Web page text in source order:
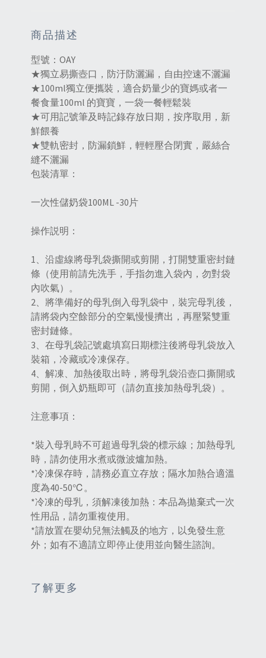
商品描述
型號：OAY
★獨立易撕壺口，防汙防灑漏，自由控速不灑漏
★100ml獨立便攜裝，適合奶量少的寶媽或者一
餐食量100ml 的寶寶，一袋一餐輕鬆裝
★可用記號筆及時記錄存放日期，按序取用，新
鮮餵養
★雙軌密封，防漏鎖鮮，輕輕壓合閉實，嚴絲合
縫不灑漏
包裝清單：
一次性儲奶袋100ML -30片
操作説明：
1、沿虛線將母乳袋撕開或剪開，打開雙重密封鏈
條（使用前請先洗手，手指勿進入袋內，勿對袋
內吹氣）。
2、將準備好的母乳倒入母乳袋中，裝完母乳後，
請將袋內空餘部分的空氣慢慢擠出，再壓緊雙重
密封鏈條。
3、在母乳袋記號處填寫日期標注後將母乳袋放入
裝箱，冷藏或冷凍保存。
4、解凍、加熱後取出時，將母乳袋沿壺口撕開或
剪開，倒入奶瓶即可（請勿直接加熱母乳袋）。
注意事項：
*裝入母乳時不可超過母乳袋的標示線；加熱母乳
時，請勿使用水煮或微波爐加熱。
*冷凍保存時，請務必直立存放；隔水加熱合適溫
度為40-50℃。
*冷凍的母乳，須解凍後加熱：本品為拋棄式一次
性用品，請勿重複使用。
*請放置在嬰幼兒無法觸及的地方，以免發生意
外；如有不適請立即停止使用並向醫生諮詢。
了解更多